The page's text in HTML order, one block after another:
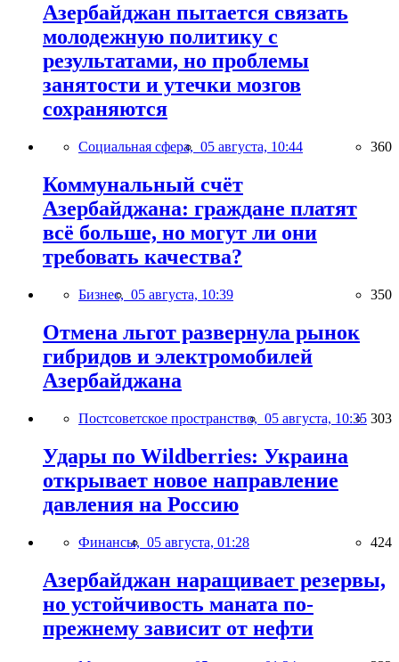
Азербайджан пытается связать
молодежную политику с
результатами, но проблемы
занятости и утечки мозгов
сохраняются
Социальная сфера, 05 августа, 10:44 360
Коммунальный счёт
Азербайджана: граждане платят
всё больше, но могут ли они
требовать качества?
Бизнес, 05 августа, 10:39 350
Отмена льгот развернула рынок
гибридов и электромобилей
Азербайджана
Постсоветское пространство, 05 августа, 10:35 303
Удары по Wildberries: Украина
открывает новое направление
давления на Россию
Финансы, 05 августа, 01:28 424
Азербайджан наращивает резервы,
но устойчивость маната по-
прежнему зависит от нефти